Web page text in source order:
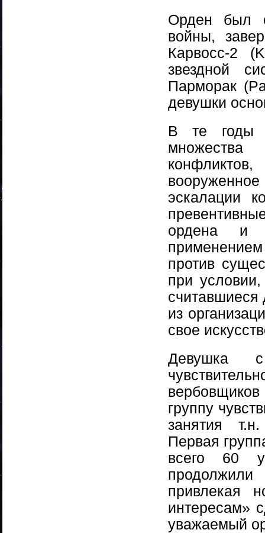
Орден был
войны,
Карвосс-2
звездной
Парморак
девушки
В те годы
множества
эскалации
ордена и
против
при
из
свое
Девушка
группу
занятия
Первая
всего 60
продолжили
привлекая
интересам»
уважаемый